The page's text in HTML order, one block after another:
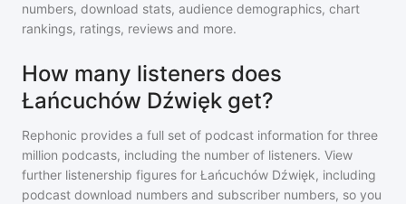
numbers, download stats, audience demographics, chart
rankings, ratings, reviews and more.
How many listeners does
Łańcuchów Dźwięk get?
Rephonic provides a full set of podcast information for three
million podcasts, including the number of listeners. View
further listenership figures for Łańcuchów Dźwięk, including
podcast download numbers and subscriber numbers, so you